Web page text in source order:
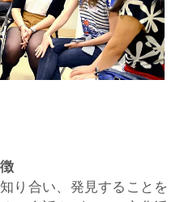
り合い、発見することを